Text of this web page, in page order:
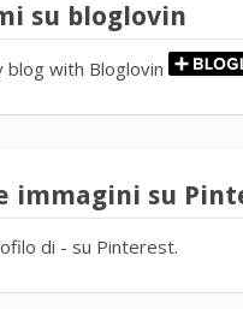
su bloglovin
blog with Bloglovin
immagini su
di - su Pinterest.